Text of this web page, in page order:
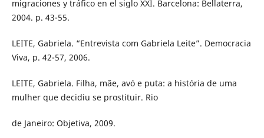
migraciones y tráfico en el siglo XXI. Barcelona: Bellaterra,
2004. p. 43-55.
LEITE, Gabriela. “Entrevista com Gabriela Leite”. Democracia
Viva, p. 42-57, 2006.
LEITE, Gabriela. Filha, mãe, avó e puta: a história de uma
mulher que decidiu se prostituir. Rio
de Janeiro: Objetiva, 2009.